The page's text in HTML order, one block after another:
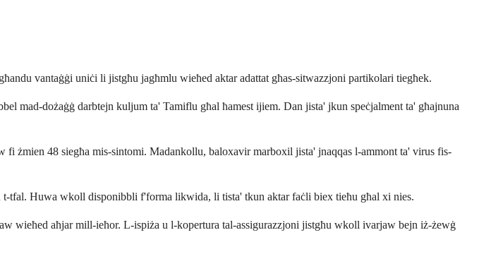
vantaġġi uniċi li jistgħu jagħmlu wieħed aktar adattat għas-sitwazzjoni partikolari tiegħek.
mad-dożaġġ darbtejn kuljum ta' Tamiflu għal ħamest ijiem. Dan jista' jkun speċjalment ta' għajnuna
żmien 48 siegħa mis-sintomi. Madankollu, baloxavir marboxil jista' jnaqqas l-ammont ta' virus fis-
tfal. Huwa wkoll disponibbli f'forma likwida, li tista' tkun aktar faċli biex tieħu għal xi nies.
wieħed aħjar mill-ieħor. L-ispiża u l-kopertura tal-assigurazzjoni jistgħu wkoll ivarjaw bejn iż-żewġ